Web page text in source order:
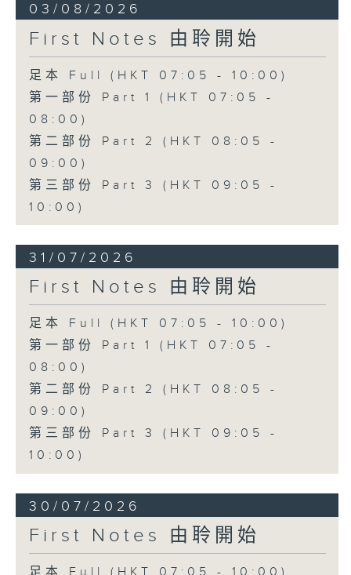
03/08/2026
First Notes 由聆開始
足本 Full (HKT 07:05 - 10:00)
第一部份 Part 1 (HKT 07:05 -
08:00)
第二部份 Part 2 (HKT 08:05 -
09:00)
第三部份 Part 3 (HKT 09:05 -
10:00)
31/07/2026
First Notes 由聆開始
足本 Full (HKT 07:05 - 10:00)
第一部份 Part 1 (HKT 07:05 -
08:00)
第二部份 Part 2 (HKT 08:05 -
09:00)
第三部份 Part 3 (HKT 09:05 -
10:00)
30/07/2026
First Notes 由聆開始